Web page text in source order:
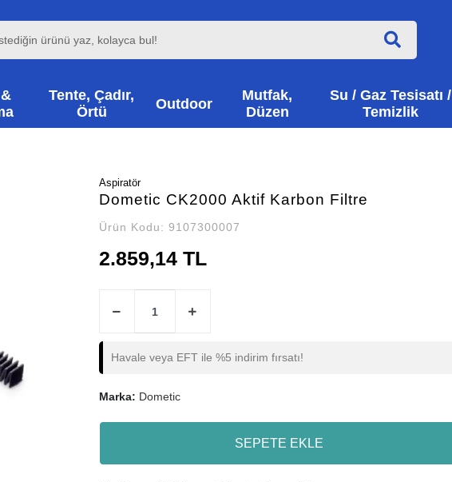
Tente, Çadır,
Örtü
Outdoor
Mutfak,
Düzen
Su / Gaz Tesisatı /
Temizlik
Aspiratör
Dometic CK2000 Aktif Karbon Filtre
Ürün Kodu: 9107300007
2.859,14 TL
Havale veya EFT ile %5 indirim fırsatı!
Marka: Dometic
SEPETE EKLE